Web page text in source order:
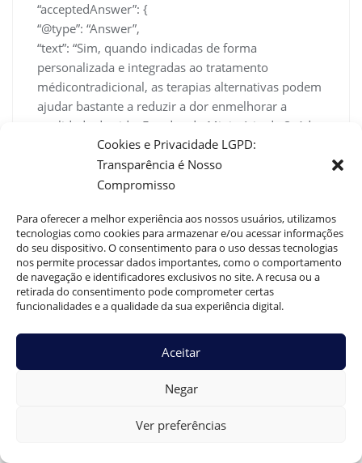
Cookies e Privacidade LGPD:
Transparência é Nosso
Compromisso
Para oferecer a melhor experiência aos nossos usuários, utilizamos
tecnologias como cookies para armazenar e/ou acessar informações
do seu dispositivo. O consentimento para o uso dessas tecnologias
nos permite processar dados importantes, como o comportamento
de navegação e identificadores exclusivos no site. A recusa ou a
retirada do consentimento pode comprometer certas
funcionalidades e a qualidade da sua experiência digital.
Aceitar
Negar
Ver preferências
“acceptedAnswer”: {
“@type”: “Answer”,
“text”: “Sim, quando indicadas de forma
personalizada e integradas ao tratamento
médicontradicional, as terapias alternativas podem
ajudar bastante a reduzir a dor enmelhorar a
qualidade de vida. Estudos do Ministério da Saúde
e protocolosnclínicos já reconhecem sua eficácia,
especialmente quando associadas a mudançasnde
hábitos e acompanhamento multiprofissional.”
},
{
“@type”: “Question”,
“name”: “Onde encontrar tratamentos alternativos
confiáveis?”,
“text”: “O ideal é procurar clínicas e profissionais de
que conta com equipe multidisciplinar
capacitada,nacompanhamento médico próximo e
protocolos individualizados. Evite locais